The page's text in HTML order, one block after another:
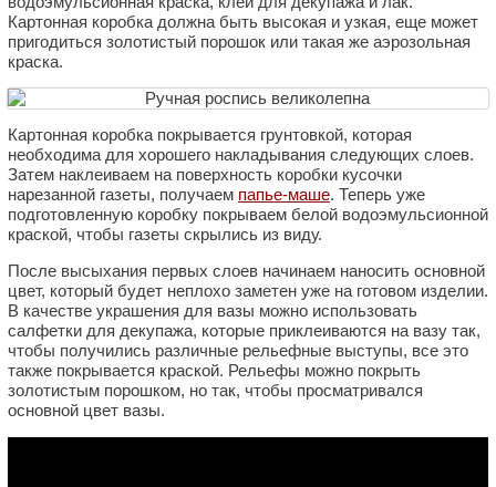
Картонная коробка должна быть высокая и узкая, еще может
пригодиться золотистый порошок или такая же аэрозольная
краска.
Картонная коробка покрывается грунтовкой, которая
необходима для хорошего накладывания следующих слоев.
Затем наклеиваем на поверхность коробки кусочки
нарезанной газеты, получаем папье-маше. Теперь уже
подготовленную коробку покрываем белой водоэмульсионной
краской, чтобы газеты скрылись из виду.
После высыхания первых слоев начинаем наносить основной
цвет, который будет неплохо заметен уже на готовом изделии.
В качестве украшения для вазы можно использовать
салфетки для декупажа, которые приклеиваются на вазу так,
чтобы получились различные рельефные выступы, все это
также покрывается краской. Рельефы можно покрыть
золотистым порошком, но так, чтобы просматривался
основной цвет вазы.